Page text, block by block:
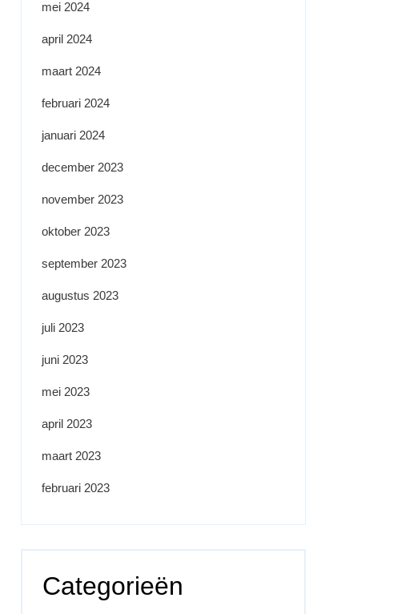
mei 2024
april 2024
maart 2024
februari 2024
januari 2024
december 2023
november 2023
oktober 2023
september 2023
augustus 2023
juli 2023
juni 2023
mei 2023
april 2023
maart 2023
februari 2023
Categorieën